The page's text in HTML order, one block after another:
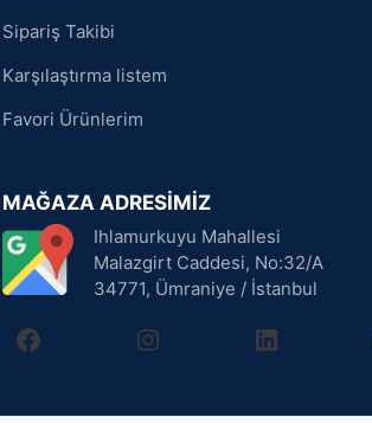
Sipariş Takibi
Karşılaştırma listem
Favori Ürünlerim
MAĞAZA ADRESİMİZ
Ihlamurkuyu Mahallesi
Malazgirt Caddesi, No:32/A
34771, Ümraniye / İstanbul
facebookinstagramlinkedin